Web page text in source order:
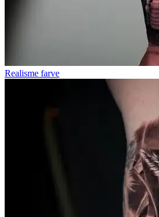
Realisme farve